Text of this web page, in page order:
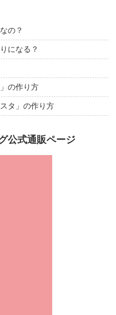
の？
になる？
の作り方
タ」の作り方
公式通販ページ